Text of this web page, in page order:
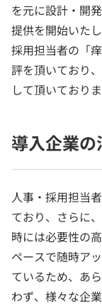
を元に設計・開
提供を開始いた
採用担当者の「
評を頂いており
して頂いておりま
導入企業
人事・採用担当
ており、さらに
時には必要性の
ペースで随時ア
ているため、あ
わず、様々な企